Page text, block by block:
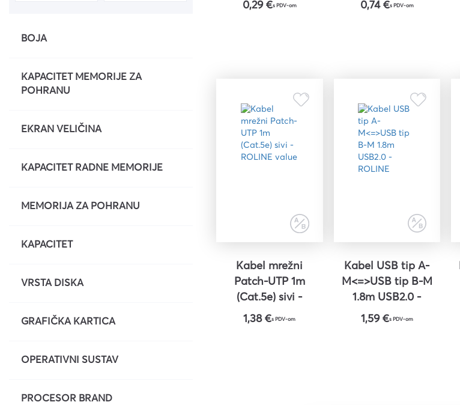
Olovke tehničke i mine
Olovke roleri i nalivpera
Tiskanice
Flomasteri, markeri i signiri
BOJA
KAPACITET MEMORIJE ZA
POHRANU
EKRAN VELIČINA
KAPACITET RADNE MEMORIJE
MEMORIJA ZA POHRANU
KAPACITET
VRSTA DISKA
GRAFIČKA KARTICA
OPERATIVNI SUSTAV
PROCESOR BRAND
0,29 €s PDV-om 0,74 €s PDV-om
Kabel mrežni
Patch-UTP 1m
(Cat.5e) sivi -
ROLINE value
1,38 €s PDV-om
Kabel USB tip A-
M<=>USB tip B-M
1.8m USB2.0 -
ROLINE
1,59 €s PDV-om